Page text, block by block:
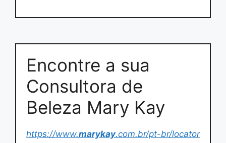
Encontre a sua
Consultora de
Beleza Mary Kay
https://www.marykay.com.br/pt-br/locator